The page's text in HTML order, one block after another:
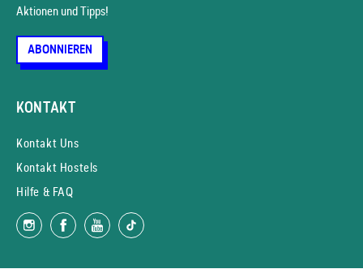
Aktionen und Tipps!
ABONNIEREN
KONTAKT
Kontakt Uns
Kontakt Hostels
Hilfe & FAQ